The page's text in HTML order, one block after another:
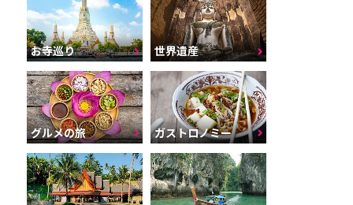
お寺巡り 世界遺産
グルメの旅 ガストロノミー